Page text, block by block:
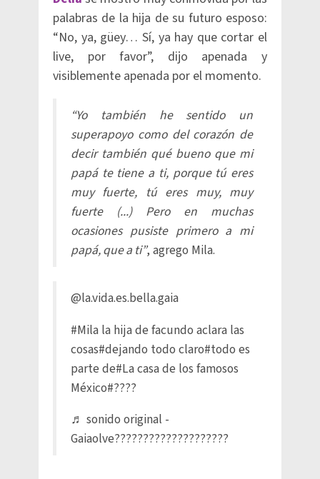
palabras de la hija de su futuro esposo:
“No, ya, güey… Sí, ya hay que cortar el
live, por favor”, dijo apenada y
visiblemente apenada por el momento.
“Yo también he sentido un
superapoyo como del corazón de
decir también qué bueno que mi
papá te tiene a ti, porque tú eres
muy fuerte, tú eres muy, muy
fuerte (...) Pero en muchas
ocasiones pusiste primero a mi
papá, que a ti”, agrego Mila.
@la.vida.es.bella.gaia
#Mila la hija de facundo aclara las
cosas#dejando todo claro#todo es
parte de#Lacasa de los famosos
México#????
♬ sonido original -
Gaiaolve????????????????????